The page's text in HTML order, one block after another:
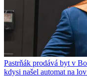
Pastrňák prodává byt v
kdysi našel automat na